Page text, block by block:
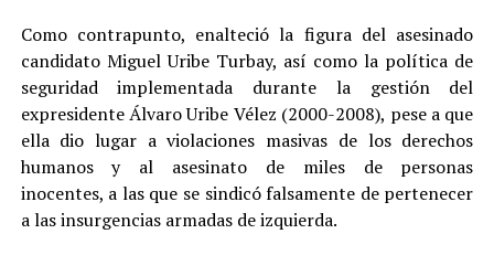
Como contrapunto, enalteció la figura del asesinado
candidato Miguel Uribe Turbay, así como la política de
seguridad implementada durante la gestión del
expresidente Álvaro Uribe Vélez (2000-2008), pese a que
ella dio lugar a violaciones masivas de los derechos
humanos y al asesinato de miles de personas
inocentes, a las que se sindicó falsamente de pertenecer
a las insurgencias armadas de izquierda.